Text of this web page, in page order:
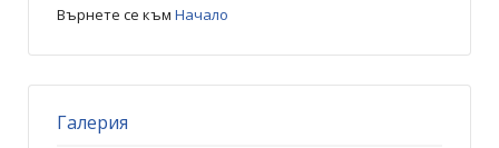
Върнете се към Начало
Галерия